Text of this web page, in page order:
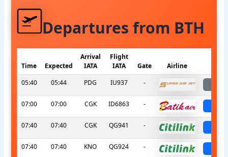
Departures from BTH
Time Expected
Arrival
IATA
Flight
IATA
Gate Airline
05:40
05:44 PDG IU937 -
07:00 07:00 CGK ID6863 -
07:40 07:40 CGK QG941 -
07:40 07:40 KNO QG924 -